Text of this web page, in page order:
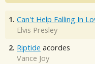
1. Can't Help Falling In
Elvis Presley
2. Riptide acordes
Vance Joy